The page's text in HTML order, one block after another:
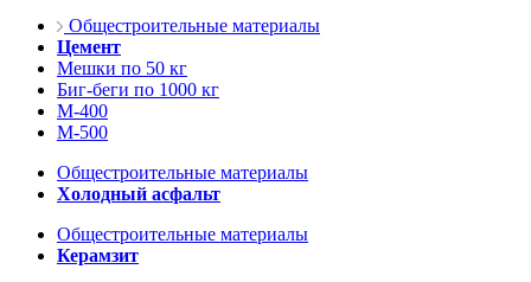
Общестроительные материалы
Цемент
Мешки по 50 кг
Биг-беги по 1000 кг
М-400
М-500
Общестроительные материалы
Холодный асфальт
Общестроительные материалы
Керамзит